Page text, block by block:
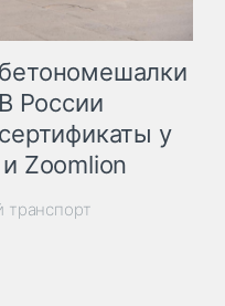
России
у
Zoomlion
транспорт